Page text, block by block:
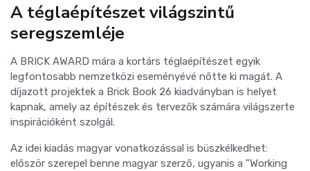
A téglaépítészet világszintű
seregszemléje
A BRICK AWARD mára a kortárs téglaépítészet egyik
legfontosabb nemzetközi eseményévé nőtte ki magát. A
díjazott projektek a Brick Book 26 kiadványban is helyet
kapnak, amely az építészek és tervezők számára világszerte
inspirációként szolgál.
Az idei kiadás magyar vonatkozással is büszkélkedhet:
először szerepel benne magyar szerző, ugyanis a "Working